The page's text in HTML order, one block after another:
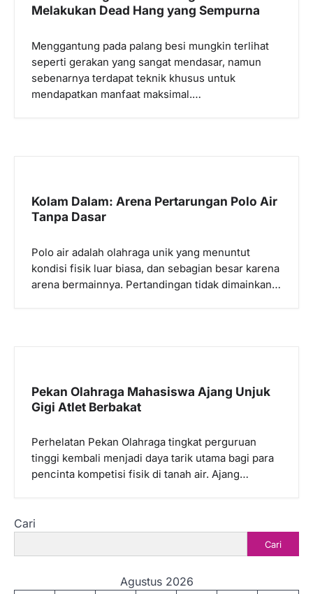
Melakukan Dead Hang yang Sempurna
Menggantung pada palang besi mungkin terlihat
seperti gerakan yang sangat mendasar, namun
sebenarnya terdapat teknik khusus untuk
mendapatkan manfaat maksimal.…
Kolam Dalam: Arena Pertarungan Polo Air
Tanpa Dasar
Polo air adalah olahraga unik yang menuntut
kondisi fisik luar biasa, dan sebagian besar karena
arena bermainnya. Pertandingan tidak dimainkan…
Pekan Olahraga Mahasiswa Ajang Unjuk
Gigi Atlet Berbakat
Perhelatan Pekan Olahraga tingkat perguruan
tinggi kembali menjadi daya tarik utama bagi para
pencinta kompetisi fisik di tanah air. Ajang…
Cari
Cari
Agustus 2026